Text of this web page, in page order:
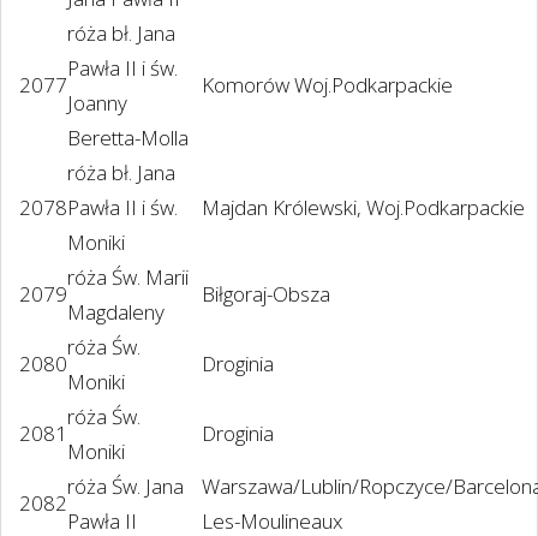
2077
róża bł. Jana
Pawła II i św.
Joanny
Beretta-Molla
Komorów Woj.Podkarpackie
2078
róża bł. Jana
Pawła II i św.
Moniki
Majdan Królewski, Woj.Podkarpackie
2079
róża Św. Marii
Magdaleny
Biłgoraj-Obsza
2080
róża Św.
Moniki
Droginia
2081
róża Św.
Moniki
Droginia
2082
róża Św. Jana
Pawła II
Warszawa/Lublin/Ropczyce/
Les-Moulineaux